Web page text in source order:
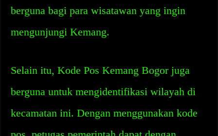
berguna bagi para wisatawan yang ingin
mengunjungi Kemang.
Selain itu, Kode Pos Kemang Bogor juga
berguna untuk mengidentifikasi wilayah di
kecamatan ini. Dengan menggunakan kode